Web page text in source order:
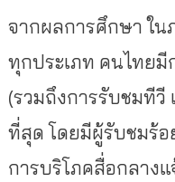
จากผลการศึกษา ใน
ทุกประเภท คนไทยมี
(รวมถึงการรับชมทีวี
ที่สุด โดยมีผู้รับชมร้อ
การบริโภคสื่อกลาง